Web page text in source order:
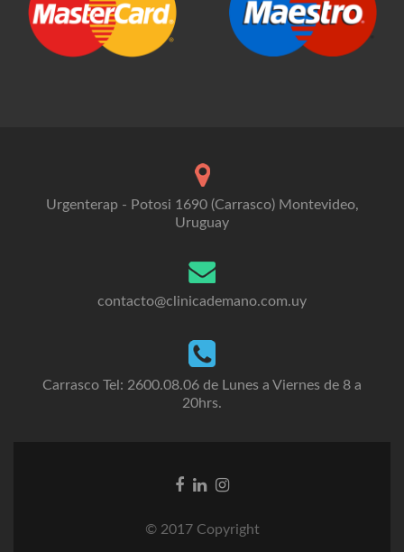
Urgenterap - Potosi 1690 (Carrasco) Montevideo,
Uruguay
contacto@clinicademano.com.uy
Carrasco Tel: 2600.08.06 de Lunes a Viernes de 8 a
20hrs.
Facebook
Linkedin
Instagram
© 2017 Copyright